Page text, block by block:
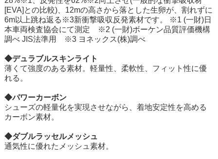
[EVA]との比較)、12mの高さから落とした生卵が、割れずに
6m以上跳ね返る※3新衝撃吸収反発素材です。 ※1 (一財)日
本車両検査協会にて測定 ※2 (一財)ボーケン品質評価機構
調べ JIS法準用 ※3 ヨネックス(株)調べ
◆デュラブルスキンライト
薄くて強度のある素材。軽量性、柔軟性、フィット性に優
れる。
◆パワーカーボン
シューズの軽量化を実現させながら、着地安定性を高める
カーボン素材。
◆ダブルラッセルメッシュ
通気性に優れたメッシュ素材。